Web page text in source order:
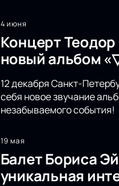
4 июня
Концерт
новый альбом
12 декабря Санкт-
себя новое звучание
незабываемого события!
19 мая
Балет Бориса
уникальная